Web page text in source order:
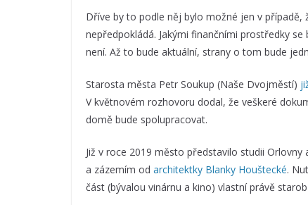
Dříve by to podle něj bylo možné jen v případě,
nepředpokládá. Jakými finančními prostředky
není. Až to bude aktuální, strany o tom bude
Starosta města Petr Soukup (Naše Dvojměstí)
V květnovém rozhovoru dodal, že veškeré
domě bude spolupracovat.
Již v roce 2019 město představilo studii
a zázemím od architektky Blanky Houštecké.
část (bývalou vinárnu a kino) vlastní právě